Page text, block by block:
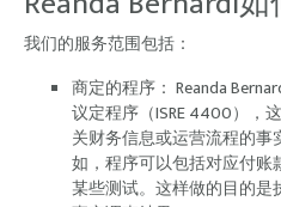
我们的服务范围包括：
商定的程序： Reanda
议定程序（ISRE 4400），
关财务信息或运营流程的
如，程序可以包括对应付
某些测试。这样做的目的